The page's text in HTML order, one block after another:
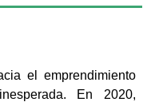
el emprendimiento
En 2020,